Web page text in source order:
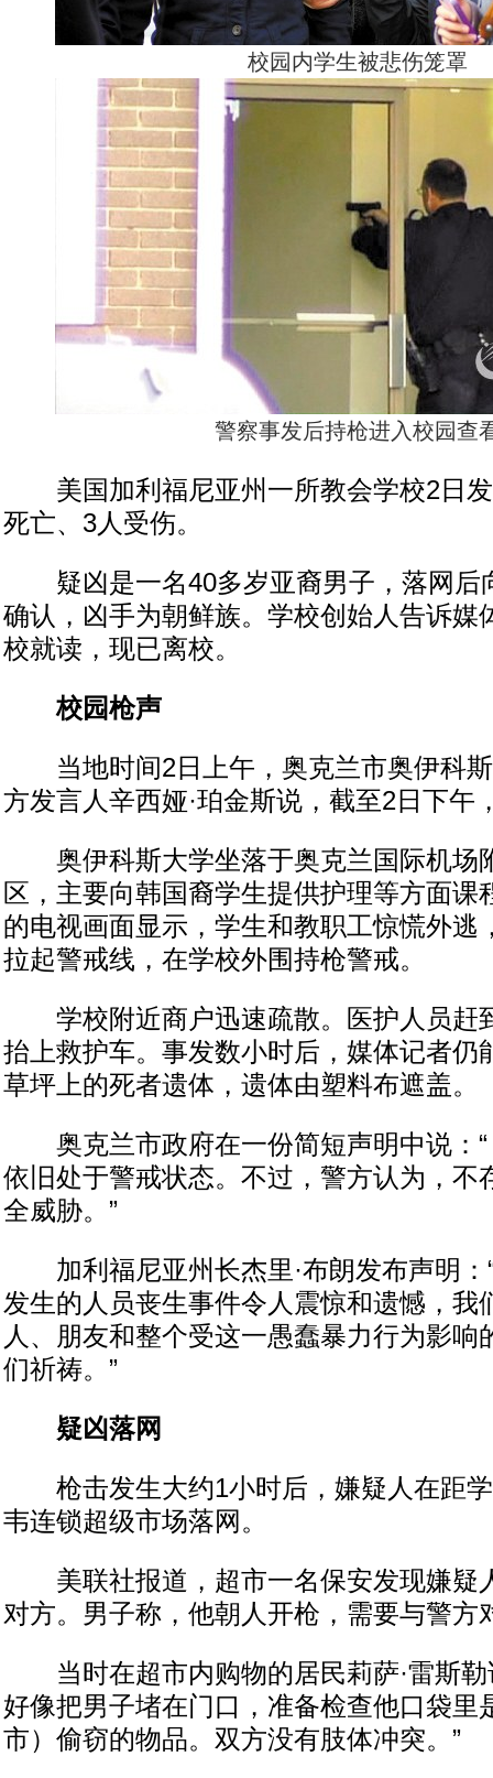
校园内学生被悲伤笼罩
警察事发后持枪进入校园查
美国加利福尼亚州一所教会学校2日发
死亡、3人受伤。
疑凶是一名40多岁亚裔男子，落网后
确认，凶手为朝鲜族。学校创始人告诉媒
校就读，现已离校。
校园枪声
当地时间2日上午，奥克兰市奥伊科斯
方发言人辛西娅·珀金斯说，截至2日下午
奥伊科斯大学坐落于奥克兰国际机场
区，主要向韩国裔学生提供护理等方面课
的电视画面显示，学生和教职工惊慌外逃
拉起警戒线，在学校外围持枪警戒。
学校附近商户迅速疏散。医护人员赶
抬上救护车。事发数小时后，媒体记者仍
草坪上的死者遗体，遗体由塑料布遮盖。
奥克兰市政府在一份简短声明中说：“
依旧处于警戒状态。不过，警方认为，不
全威胁。”
加利福尼亚州长杰里·布朗发布声明：
发生的人员丧生事件令人震惊和遗憾，我
人、朋友和整个受这一愚蠢暴力行为影响
们祈祷。”
疑凶落网
枪击发生大约1小时后，嫌疑人在距学
韦连锁超级市场落网。
美联社报道，超市一名保安发现嫌疑
对方。男子称，他朝人开枪，需要与警方
当时在超市内购物的居民莉萨·雷斯勒
好像把男子堵在门口，准备检查他口袋里
市）偷窃的物品。双方没有肢体冲突。”